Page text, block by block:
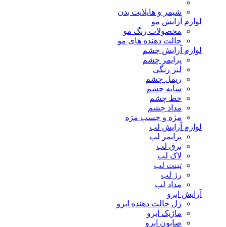
شیمر و هایلایت بدن
لوازم آرایش مو
محصولات رنگ مو
حالت دهنده های مو
لوازم آرایش چشم
پرایمر چشم
لنز رنگی
ریمل چشم
سایه چشم
خط چشم
مداد چشم
مژه و چسب مژه
لوازم آرایش لب
پرایمر لب
برق لب
لاک لب
تینت لب
رژ لب
مداد لب
آرایش ابرو
ژل حالت دهنده ابرو
ماژیک ابرو
صابون ابرو